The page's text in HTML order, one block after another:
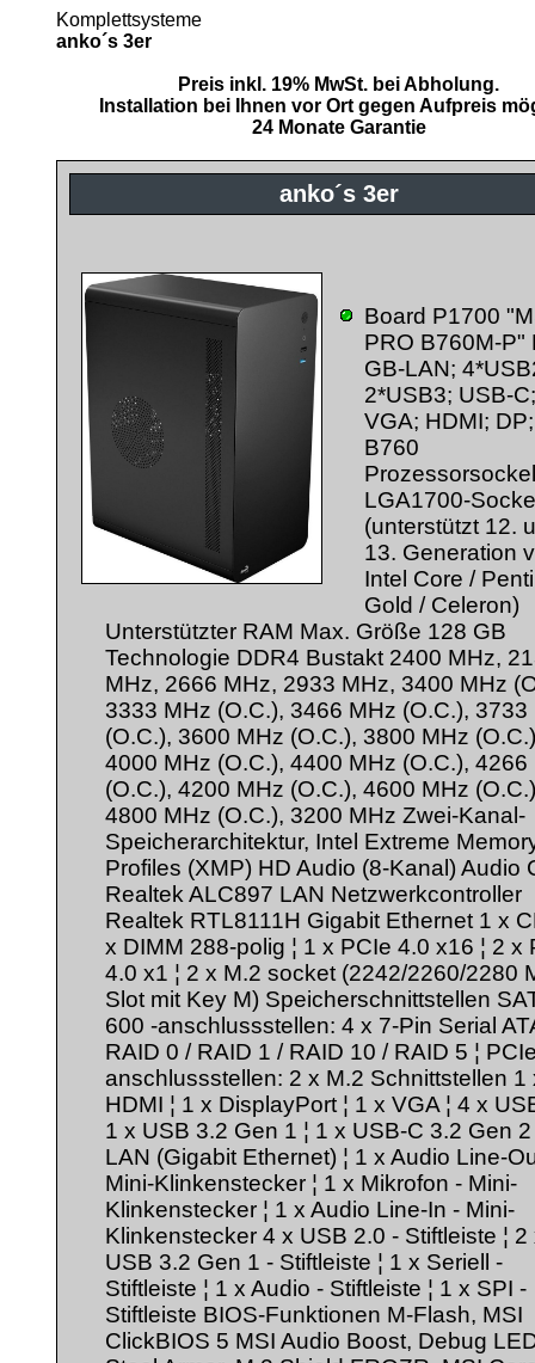
Komplettsysteme
anko´s 3er
Preis inkl. 19% MwSt. bei Abholung.
Installation bei Ihnen vor Ort gegen Aufpreis
24 Monate Garantie
anko´s 3er
Board P1700
PRO B760M-P"
GB-LAN;
2*USB3; USB-C;
VGA; HDMI;
B760
Prozessorsockel
LGA1700-
(unterstützt 12.
13. Generation
Intel Core /
Gold / Celeron)
Unterstützter RAM Max. Größe 128 GB
Technologie DDR4 Bustakt 2400 MHz,
MHz, 2666 MHz, 2933 MHz, 3400 MHz
3333 MHz (O.C.), 3466 MHz (O.C.), 3733
(O.C.), 3600 MHz (O.C.), 3800 MHz
4000 MHz (O.C.), 4400 MHz (O.C.), 4266
(O.C.), 4200 MHz (O.C.), 4600 MHz
4800 MHz (O.C.), 3200 MHz Zwei-Kanal-
Speicherarchitektur, Intel Extreme
Profiles (XMP) HD Audio (8-Kanal) Audio
Realtek ALC897 LAN Netzwerkcontroller
Realtek RTL8111H Gigabit Ethernet 1 x
x DIMM 288-polig ¦ 1 x PCIe 4.0 x16 ¦ 2 x
4.0 x1 ¦ 2 x M.2 socket (2242/2260/2280
Slot mit Key M) Speicherschnittstellen
600 -anschlussstellen: 4 x 7-Pin Serial
RAID 0 / RAID 1 / RAID 10 / RAID 5 ¦
anschlussstellen: 2 x M.2 Schnittstellen 1
HDMI ¦ 1 x DisplayPort ¦ 1 x VGA ¦ 4 x
1 x USB 3.2 Gen 1 ¦ 1 x USB-C 3.2 Gen 2
LAN (Gigabit Ethernet) ¦ 1 x Audio Line-
Mini-Klinkenstecker ¦ 1 x Mikrofon - Mini-
Klinkenstecker ¦ 1 x Audio Line-In - Mini-
Klinkenstecker 4 x USB 2.0 - Stiftleiste ¦ 2
USB 3.2 Gen 1 - Stiftleiste ¦ 1 x Seriell -
Stiftleiste ¦ 1 x Audio - Stiftleiste ¦ 1 x SPI -
Stiftleiste BIOS-Funktionen M-Flash, MSI
ClickBIOS 5 MSI Audio Boost, Debug